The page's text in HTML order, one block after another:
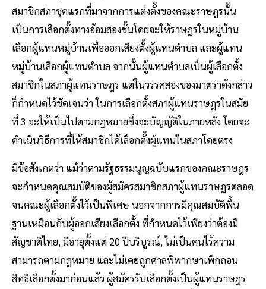
สมาชิกสภาชุดแรกที่มาจากการแต่งตั้งของคณะราษฎรนั้น
เป็นการเลือกตั้งทางอ้อมสองชั้นโดยจะให้ราษฎรในหมู่บ้าน
เลือกผู้แทนหมู่บ้านเพื่อออกเสียงตั้งผู้แทนตำบล และผู้แทน
หมู่บ้านเลือกผู้แทนตำบล จากนั้นผู้แทนตำบลเป็นผู้เลือกตั้ง
สมาชิกในสภาผู้แทนราษฎร แต่ในวรรคสองของมาตราดังกล่าว
ก็กำหนดไว้ชัดเจนว่า ในการเลือกตั้งสภาผู้แทนราษฎรในสมัย
ที่ 3 จะให้เป็นไปตามกฎหมายซึ่งจะบัญญัติในภายหลัง โดยจะ
ดำเนินวิธีการที่ให้สมาชิกได้เลือกตั้งผู้แทนในสภาโดยตรง
มีข้อสังเกตว่า แม้ว่าตามรัฐธรรมนูญฉบับแรกของคณะราษฎร
จะกำหนดคุณสมบัติของผู้สมัครสมาชิกสภาผู้แทนราษฎรตลอด
จนคณะผู้เลือกตั้งไว้เป็นพิเศษ นอกจากการมีคุณสมบัติพื้น
ฐานเหมือนกับผู้ออกเสียงเลือกตั้ง ที่กำหนดไว้เพียงว่าต้องมี
สัญชาติไทย, มีอายุตั้งแต่ 20 ปีบริบูรณ์, ไม่เป็นคนไร้ความ
สามารถตามกฎหมาย และไม่เคยถูกศาลพิพากษาเพิกถอน
สิทธิเลือกตั้งมาก่อนแล้ว ผู้สมัครรับเลือกตั้งเป็นผู้แทนราษฎร